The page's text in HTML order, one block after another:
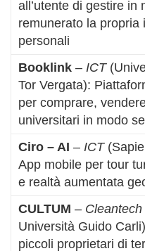
all’utente di gestire in
remunerato la propria
personali
Booklink – ICT
Tor Vergata):
per comprare,
universitari in modo
Ciro – AI – ICT
App mobile per tour
e realtà aumentata
CULTUM –
Università Guido
piccoli proprietari di